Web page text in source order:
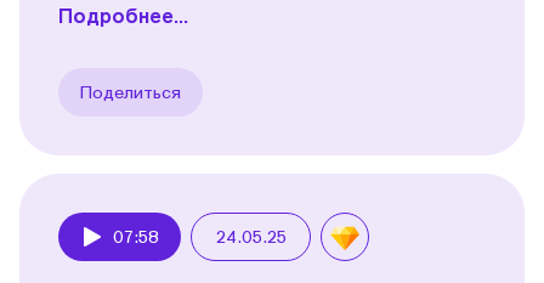
Подробнее...
Поделиться
07:58 24.05.25